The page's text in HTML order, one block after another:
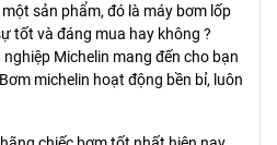
sản phẩm, đó là máy bơm lốp
tốt và đáng mua hay không ?
Michelin mang đến cho bạn
michelin hoạt động bền bỉ, luôn